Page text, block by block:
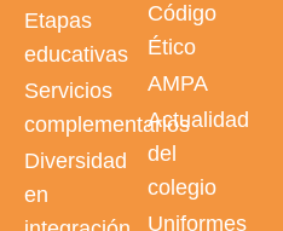
Etapas
educativas
Servicios
complementarios
Diversidad
en
Código
Ético
AMPA
Actualidad
del
colegio
Uniformes